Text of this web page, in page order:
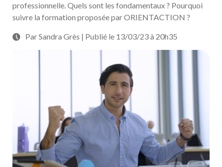
professionnelle. Quels sont les fondamentaux ? Pourquoi
suivre la formation proposée par ORIENTACTION ?
Par Sandra Grès | Publié le 13/03/23 à 20h35